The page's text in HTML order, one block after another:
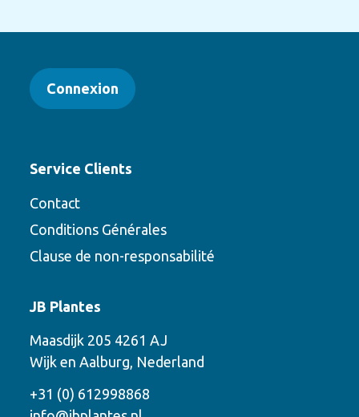
options suivantes
Connexion
Service Clients
Contact
Conditions Générales
Clause de non-responsabilité
JB Plantes
Maasdijk 205 4261 AJ
Wijk en Aalburg, Nederland
+31 (0) 612998868